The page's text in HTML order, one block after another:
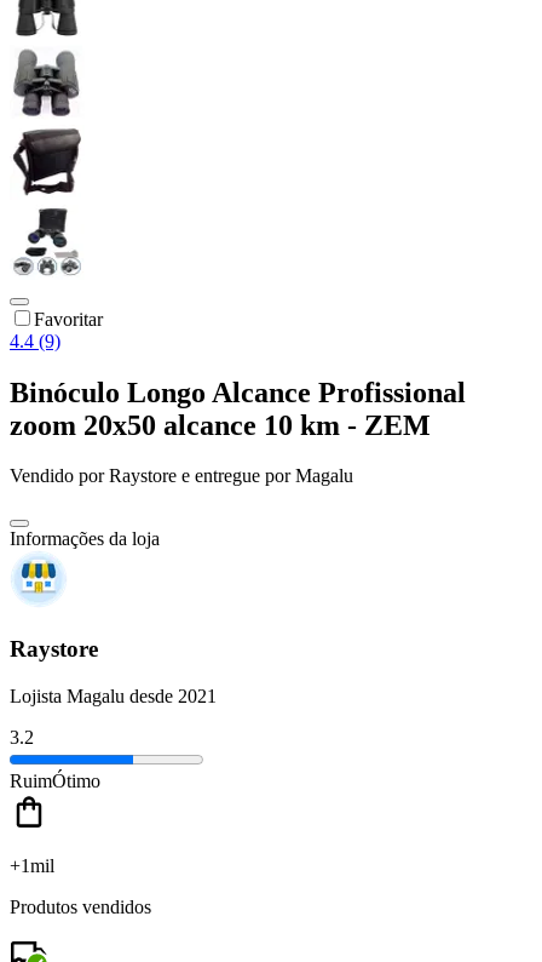
Favoritar
4.4 (9)
Binóculo Longo Alcance Profissional
zoom 20x50 alcance 10 km - ZEM
Vendido porRaystore e entregue por Magalu
Informações da loja
Raystore
Lojista Magalu desde 2021
3.2
RuimÓtimo
+1mil
Produtos vendidos